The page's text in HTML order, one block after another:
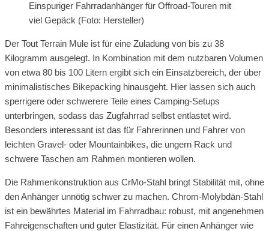
Einspuriger Fahrradanhänger für Offroad-Touren mit
viel Gepäck (Foto: Hersteller)
Der Tout Terrain Mule ist für eine Zuladung von bis zu 38
Kilogramm ausgelegt. In Kombination mit dem nutzbaren Volumen
von etwa 80 bis 100 Litern ergibt sich ein Einsatzbereich, der über
minimalistisches Bikepacking hinausgeht. Hier lassen sich auch
sperrigere oder schwerere Teile eines Camping-Setups
unterbringen, sodass das Zugfahrrad selbst entlastet wird.
Besonders interessant ist das für Fahrerinnen und Fahrer von
leichten Gravel- oder Mountainbikes, die ungern Rack und
schwere Taschen am Rahmen montieren wollen.
Die Rahmenkonstruktion aus CrMo-Stahl bringt Stabilität mit, ohne
den Anhänger unnötig schwer zu machen. Chrom-Molybdän-Stahl
ist ein bewährtes Material im Fahrradbau: robust, mit angenehmen
Fahreigenschaften und guter Elastizität. Für einen Anhänger wie